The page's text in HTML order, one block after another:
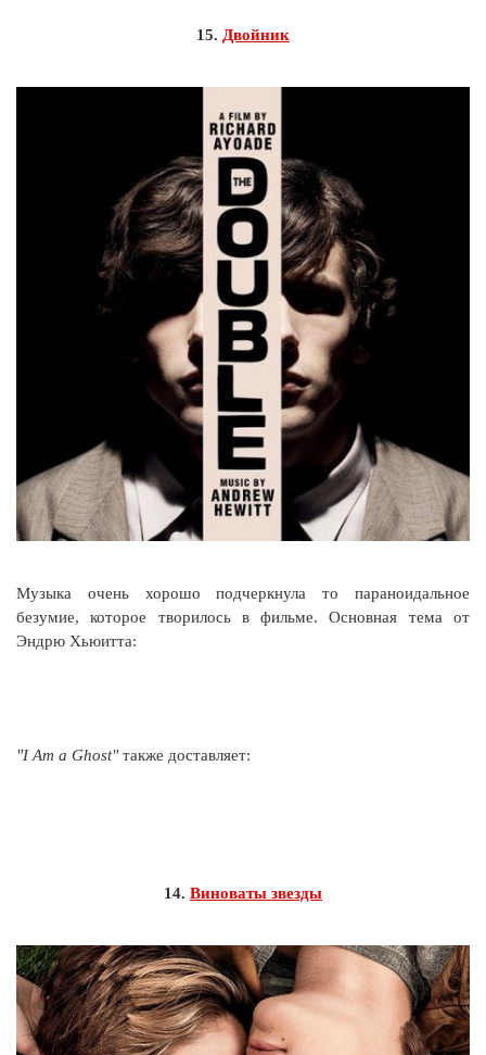
15. Двойник
Музыка очень хорошо подчеркнула то параноидальное
безумие, которое творилось в фильме. Основная тема от
Эндрю Хьюитта:
"I Am a Ghost"также доставляет:
14. Виноваты звезды